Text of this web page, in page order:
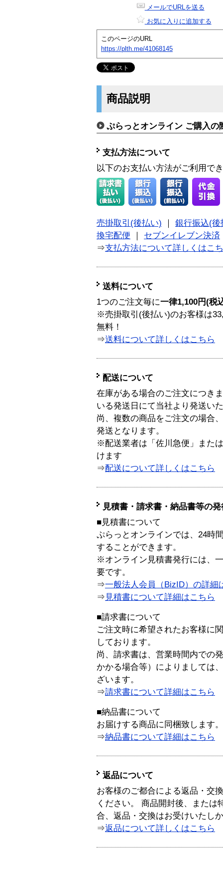
メールでURLを送る
お気に入りに追加する
このページのURL
https://plth.me/41068145
商品説明
ぷらっとオンライン ご購入の
支払方法について
以下のお支払い方法がご利用で
売掛取引(後払い)
銀行振込(後
換宅配便
セブンイレブン決済
⇒支払方法について詳しくはこ
送料について
1つのご注文毎に一律1,100円(税
※売掛取引(後払い)のお客様は
無料！
⇒送料について詳しくはこちら
配送について
在庫がある場合のご注文につき
いる発送日にて当社より発送い
尚、複数の商品をご注文の場合
発送となります。
※配送業者は「佐川急便」また
けます
⇒配送について詳しくはこちら
見積書・請求書・納品書等の
■見積書について
ぷらっとオンラインでは、24時
することができます。
※オンライン見積書発行には、
要です。
⇒一般法人会員（BizID）の詳細
⇒ 見積書について詳細はこちら
■請求書について
ご注文時に希望されたお客様に
しております。
尚、請求書は、営業時間内での
かかる場合等）によりましては
ざいます。
⇒請求書について詳細はこちら
■納品書について
お届けする商品に同梱致します。
⇒納品書について詳細はこちら
返品について
お客様のご都合による返品・交
ください。 商品開封後、または
合、返品・交換はお受けいたし
⇒返品について詳しくはこちら